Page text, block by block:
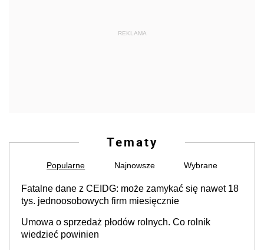
REKLAMA
Tematy
Popularne Najnowsze Wybrane
Fatalne dane z CEIDG: może zamykać się nawet 18
tys. jednoosobowych firm miesięcznie
Umowa o sprzedaż płodów rolnych. Co rolnik
wiedzieć powinien